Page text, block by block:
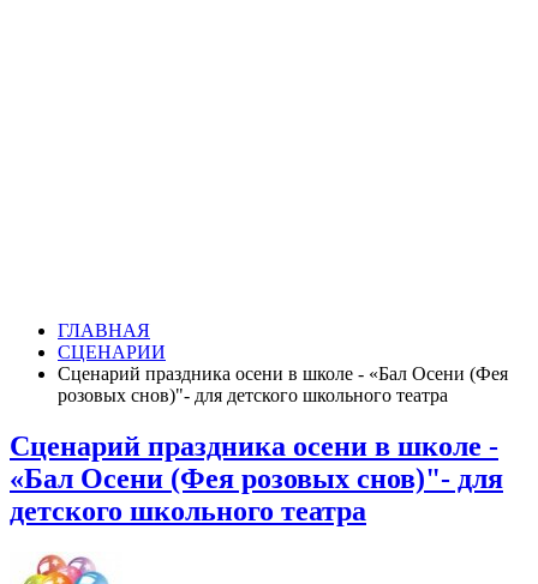
ГЛАВНАЯ
СЦЕНАРИИ
Сценарий праздника осени в школе - «Бал Осени (Фея
розовых снов)"- для детского школьного театра
Сценарий праздника осени в школе -
«Бал Осени (Фея розовых снов)"- для
детского школьного театра